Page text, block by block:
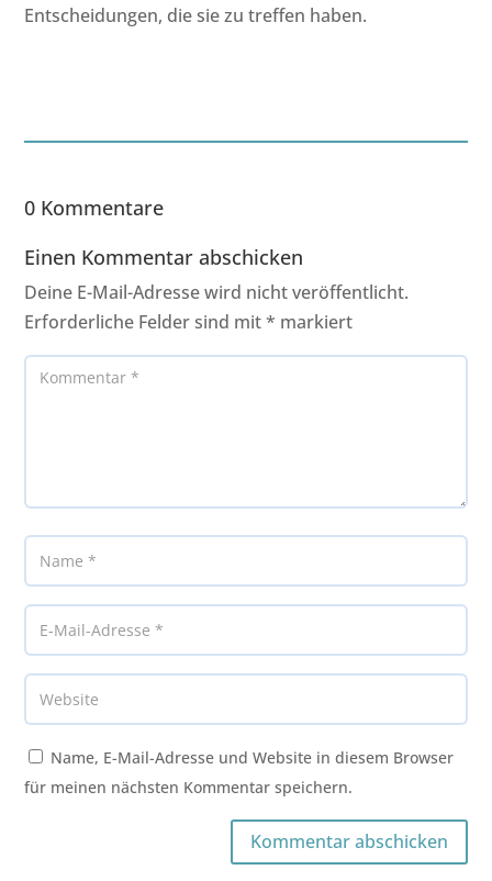
Entscheidungen, die sie zu treffen haben.
0 Kommentare
Einen Kommentar abschicken
Deine E-Mail-Adresse wird nicht veröffentlicht.
Erforderliche Felder sind mit* markiert
Name, E-Mail-Adresse und Website in diesem Browser
für meinen nächsten Kommentar speichern.
Kommentar abschicken